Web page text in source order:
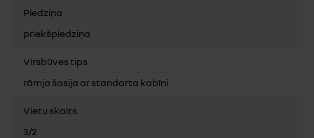
Piedziņa
priekšpiedziņa
Virsbūves tips
rāmja šasija ar standarta kabīni
Vietu skaits
3/2